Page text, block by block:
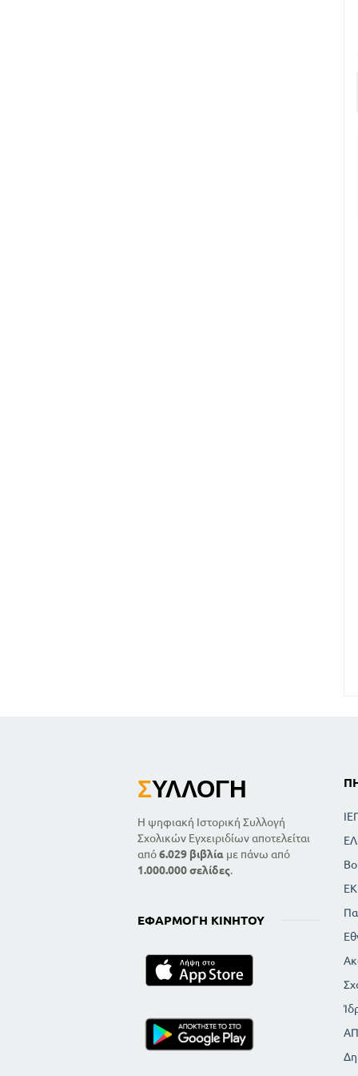
ΣΥΛΛΟΓΉ
Η ψηφιακή Ιστορική Συλλογή
Σχολικών Εγχειριδίων αποτελείται
από6.029 βιβλία με πάνω από
1.000.000 σελίδες.
ΕΦΑΡΜΟΓΉ ΚΙΝΗΤΟΎ